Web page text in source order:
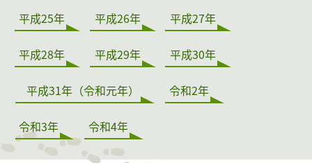
平成25年 平成26年 平成27年
平成28年 平成29年 平成30年
平成31年（令和元年） 令和2年
令和3年 令和4年